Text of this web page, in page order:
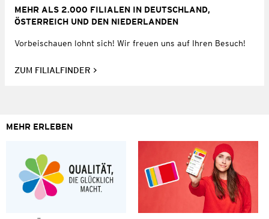
MEHR ALS 2.000 FILIALEN IN DEUTSCHLAND,
ÖSTERREICH UND DEN NIEDERLANDEN
Vorbeischauen lohnt sich! Wir freuen uns auf Ihren Besuch!
ZUM FILIALFINDER
MEHR ERLEBEN